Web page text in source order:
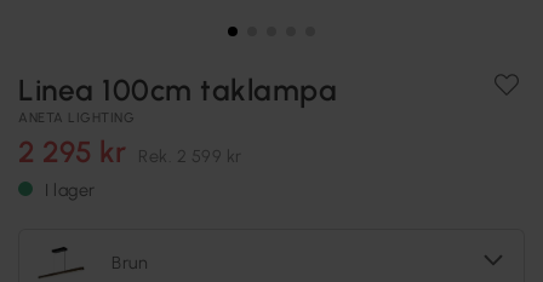
Linea 100cm taklampa
ANETA LIGHTING
2 295 kr Rek. 2 599 kr
I lager
Brun